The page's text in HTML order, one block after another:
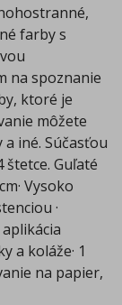
farby s
na spoznanie
ktoré je
môžete
iné. Súčasťou
Guľaté
Vysoko
·
a koláže· 1
na papier,